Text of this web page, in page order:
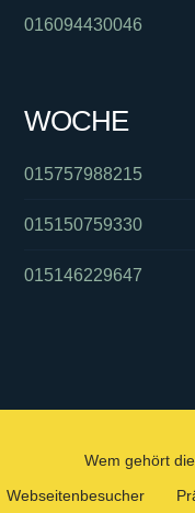
016094430046
WOCHE
015757988215
015150759330
015146229647
Wem gehört
Webseitenbesucher